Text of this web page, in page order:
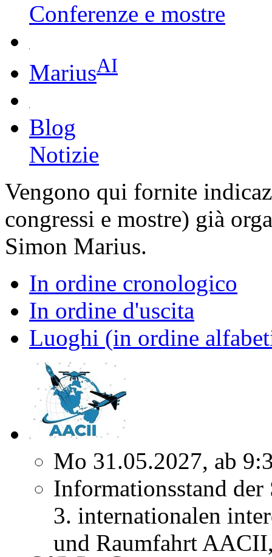
Conferenze e mostre
MariusAI
Blog
Notizie
Vengono qui fornite
congressi e mostre) già
Simon Marius.
In ordine cronologico
In ordine d'uscita
Luoghi (in ordine
Mo 31.05.2027, ab
Informationsstand
3. internationalen
und Raumfahrt